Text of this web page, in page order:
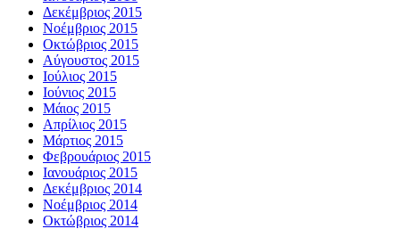
Δεκέμβριος 2015
Νοέμβριος 2015
Οκτώβριος 2015
Αύγουστος 2015
Ιούλιος 2015
Ιούνιος 2015
Μάιος 2015
Απρίλιος 2015
Μάρτιος 2015
Φεβρουάριος 2015
Ιανουάριος 2015
Δεκέμβριος 2014
Νοέμβριος 2014
Οκτώβριος 2014